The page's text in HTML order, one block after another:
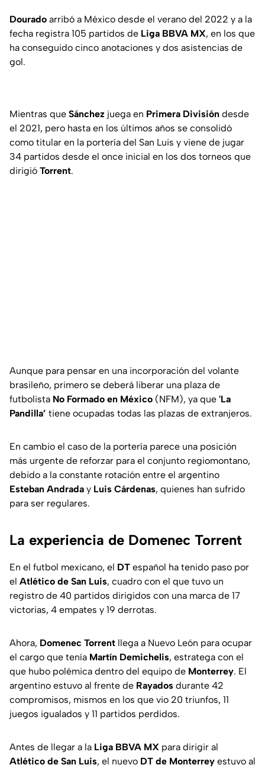
Dourado arribó a México desde el verano del 2022 y a la
fecha registra 105 partidos de Liga BBVA MX, en los que
ha conseguido cinco anotaciones y dos asistencias de
gol.
Mientras que Sánchez juega en Primera División desde
el 2021, pero hasta en los últimos años se consolidó
como titular en la portería del San Luis y viene de jugar
34 partidos desde el once inicial en los dos torneos que
dirigió Torrent.
Aunque para pensar en una incorporación del volante
brasileño, primero se deberá liberar una plaza de
futbolista No Formado en México (NFM), ya que 'La
Pandilla’ tiene ocupadas todas las plazas de extranjeros.
En cambio el caso de la portería parece una posición
más urgente de reforzar para el conjunto regiomontano,
debido a la constante rotación entre el argentino
Esteban Andrada y Luis Cárdenas, quienes han sufrido
para ser regulares.
La experiencia de Domenec Torrent
En el futbol mexicano, el DT español ha tenido paso por
el Atlético de San Luis, cuadro con el que tuvo un
registro de 40 partidos dirigidos con una marca de 17
victorias, 4 empates y 19 derrotas.
Ahora, Domenec Torrent llega a Nuevo León para ocupar
el cargo que tenía Martín Demichelis, estratega con el
que hubo polémica dentro del equipo de Monterrey. El
argentino estuvo al frente de Rayados durante 42
compromisos, mismos en los que vio 20 triunfos, 11
juegos igualados y 11 partidos perdidos.
Antes de llegar a la Liga BBVA MX para dirigir al
Atlético de San Luis, el nuevo DT de Monterrey estuvo al